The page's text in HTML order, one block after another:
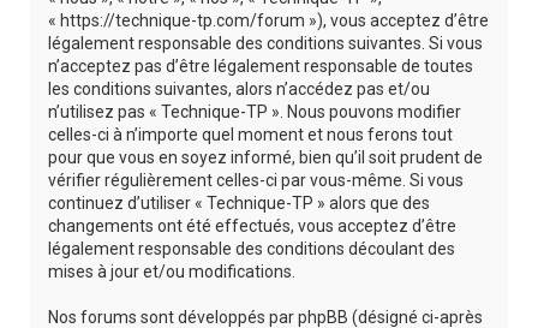
« https://technique-tp.com/forum »), vous acceptez d’être
légalement responsable des conditions suivantes. Si vous
n’acceptez pas d’être légalement responsable de toutes
les conditions suivantes, alors n’accédez pas et/ou
n’utilisez pas « Technique-TP ». Nous pouvons modifier
celles-ci à n’importe quel moment et nous ferons tout
pour que vous en soyez informé, bien qu’il soit prudent de
vérifier régulièrement celles-ci par vous-même. Si vous
continuez d’utiliser « Technique-TP » alors que des
changements ont été effectués, vous acceptez d’être
légalement responsable des conditions découlant des
mises à jour et/ou modifications.
Nos forums sont développés par phpBB (désigné ci-après